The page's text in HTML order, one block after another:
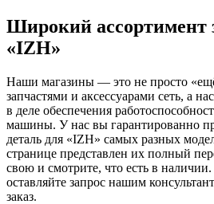
Широкий ассортимент
«IZH»
Наши магазины — это не просто
запчастями и аксессуарами сеть, а
в деле обеспечения
машины. У нас вы гарантированно
деталь для «IZH» самых разных
странице представлен их полный
свою и смотрите, что есть в
оставляйте запрос нашим
заказ.